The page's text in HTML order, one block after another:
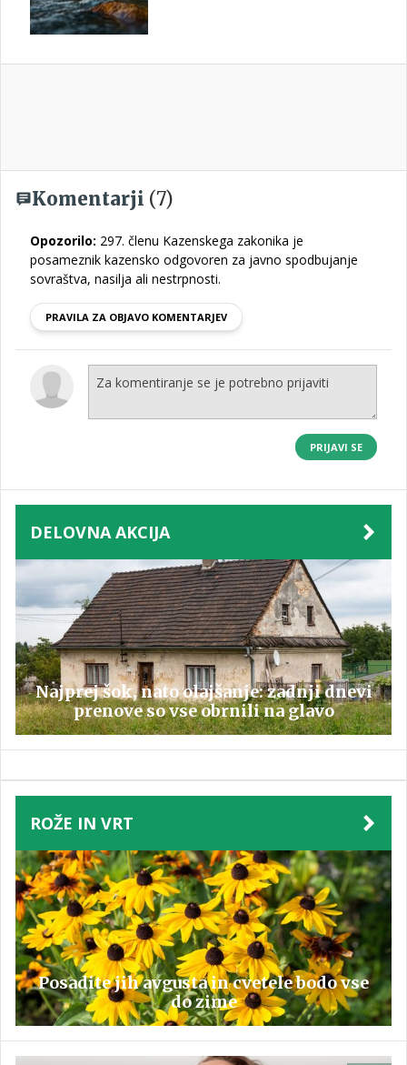
Komentarji (7)
Opozorilo: 297. členu Kazenskega zakonika je
posameznik kazensko odgovoren za javno spodbujanje
sovraštva, nasilja ali nestrpnosti.
PRAVILA ZA OBJAVO KOMENTARJEV
PRIJAVI SE
DELOVNA AKCIJA
Najprej šok, nato olajšanje: zadnji dnevi
prenove so vse obrnili na glavo
ROŽE IN VRT
Posadite jih avgusta in cvetele bodo vse
do zime